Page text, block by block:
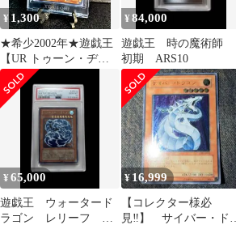
¥1,300
★希少2002年★遊戯王
【UR トゥーン・ヂェ
ミナイ・エルフ】PE-10
初期テキ
¥84,000
遊戯王 時の魔術師
初期 ARS10
¥65,000
遊戯王 ウォータード
ラゴン レリーフ
¥16,999
【コレクター様必
見‼️】 サイバー・ドラ